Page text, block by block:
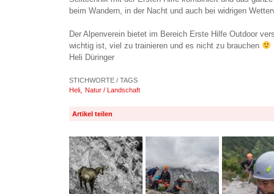
beim Wandern, in der Nacht und auch bei widrigen
Der Alpenverein bietet im Bereich Erste Hilfe Outdoor
wichtig ist, viel zu trainieren und es nicht zu brauchen
Heli Düringer
STICHWORTE / TAGS
Heli, Natur / Landschaft
Artikel teilen